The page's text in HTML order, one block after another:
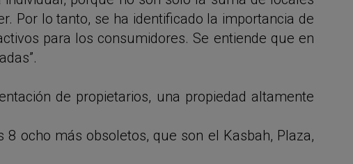
Por lo tanto, se ha identificado la importancia de
para los consumidores. Se entiende que en
de propietarios, una propiedad altamente
8 ocho más obsoletos, que son el Kasbah, Plaza,